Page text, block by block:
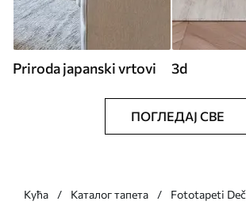
Priroda japanski vrtovi 3d
ПОГЛЕДАЈ СВЕ
Кућа Каталог тапета
Fototapeti